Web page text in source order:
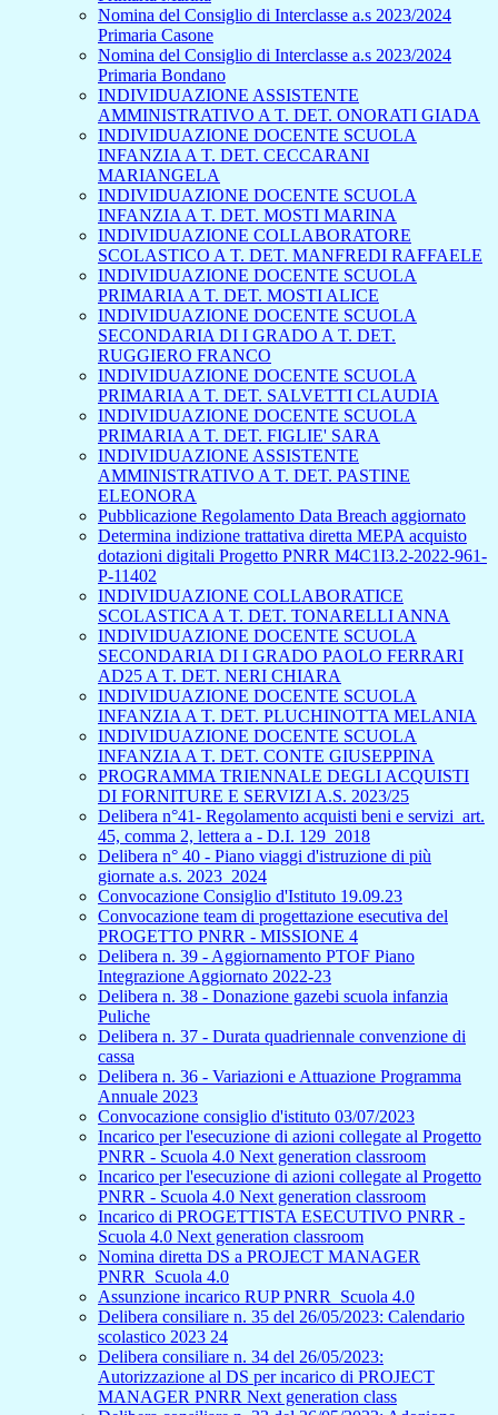
Nomina del Consiglio di Interclasse a.s 2023/2024
Primaria Casone
Nomina del Consiglio di Interclasse a.s 2023/2024
Primaria Bondano
INDIVIDUAZIONE ASSISTENTE
AMMINISTRATIVO A T. DET. ONORATI GIADA
INDIVIDUAZIONE DOCENTE SCUOLA
INFANZIA A T. DET. CECCARANI
MARIANGELA
INDIVIDUAZIONE DOCENTE SCUOLA
INFANZIA A T. DET. MOSTI MARINA
INDIVIDUAZIONE COLLABORATORE
SCOLASTICO A T. DET. MANFREDI RAFFAELE
INDIVIDUAZIONE DOCENTE SCUOLA
PRIMARIA A T. DET. MOSTI ALICE
INDIVIDUAZIONE DOCENTE SCUOLA
SECONDARIA DI I GRADO A T. DET.
RUGGIERO FRANCO
INDIVIDUAZIONE DOCENTE SCUOLA
PRIMARIA A T. DET. SALVETTI CLAUDIA
INDIVIDUAZIONE DOCENTE SCUOLA
PRIMARIA A T. DET. FIGLIE' SARA
INDIVIDUAZIONE ASSISTENTE
AMMINISTRATIVO A T. DET. PASTINE
ELEONORA
Pubblicazione Regolamento Data Breach aggiornato
Determina indizione trattativa diretta MEPA acquisto
dotazioni digitali Progetto PNRR M4C1I3.2-2022-961-
P-11402
INDIVIDUAZIONE COLLABORATICE
SCOLASTICA A T. DET. TONARELLI ANNA
INDIVIDUAZIONE DOCENTE SCUOLA
SECONDARIA DI I GRADO PAOLO FERRARI
AD25 A T. DET. NERI CHIARA
INDIVIDUAZIONE DOCENTE SCUOLA
INFANZIA A T. DET. PLUCHINOTTA MELANIA
INDIVIDUAZIONE DOCENTE SCUOLA
INFANZIA A T. DET. CONTE GIUSEPPINA
PROGRAMMA TRIENNALE DEGLI ACQUISTI
DI FORNITURE E SERVIZI A.S. 2023/25
Delibera n°41- Regolamento acquisti beni e servizi_art.
45, comma 2, lettera a - D.I. 129_2018
Delibera n° 40 - Piano viaggi d'istruzione di più
giornate a.s. 2023_2024
Convocazione Consiglio d'Istituto 19.09.23
Convocazione team di progettazione esecutiva del
PROGETTO PNRR - MISSIONE 4
Delibera n. 39 - Aggiornamento PTOF Piano
Integrazione Aggiornato 2022-23
Delibera n. 38 - Donazione gazebi scuola infanzia
Puliche
Delibera n. 37 - Durata quadriennale convenzione di
cassa
Delibera n. 36 - Variazioni e Attuazione Programma
Annuale 2023
Convocazione consiglio d'istituto 03/07/2023
Incarico per l'esecuzione di azioni collegate al Progetto
PNRR - Scuola 4.0 Next generation classroom
Incarico per l'esecuzione di azioni collegate al Progetto
PNRR - Scuola 4.0 Next generation classroom
Incarico di PROGETTISTA ESECUTIVO PNRR -
Scuola 4.0 Next generation classroom
Nomina diretta DS a PROJECT MANAGER
PNRR_Scuola 4.0
Assunzione incarico RUP PNRR_Scuola 4.0
Delibera consiliare n. 35 del 26/05/2023: Calendario
scolastico 2023 24
Delibera consiliare n. 34 del 26/05/2023:
Autorizzazione al DS per incarico di PROJECT
MANAGER PNRR Next generation class